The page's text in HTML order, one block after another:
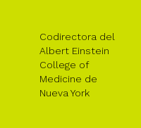
Codirectora del
Albert Einstein
College of
Medicine de
Nueva York